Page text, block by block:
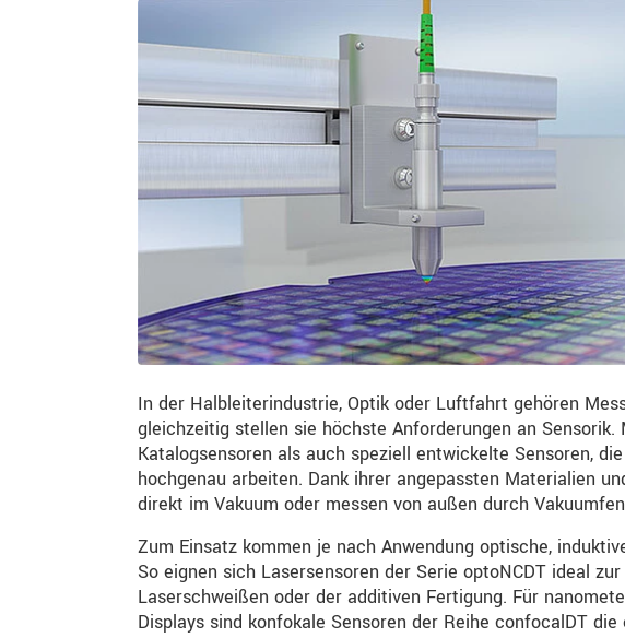
In der Halbleiterindustrie, Optik oder Luftfahrt gehören
gleichzeitig stellen sie höchste Anforderungen an
Katalogsensoren als auch speziell entwickelte Sensoren,
hochgenau arbeiten. Dank ihrer angepassten Materialien
direkt im Vakuum oder messen von außen durch
Zum Einsatz kommen je nach Anwendung optische,
So eignen sich Lasersensoren der Serie optoNCDT ideal
Laserschweißen oder der additiven Fertigung. Für
Displays sind konfokale Sensoren der Reihe confocalDT